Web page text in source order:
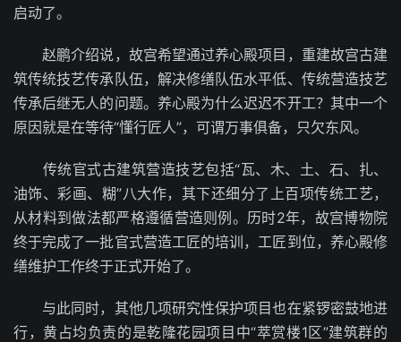
启动了。
赵鹏介绍说，故宫希望通过养心殿项目，重建故宫古建
筑传统技艺传承队伍，解决修缮队伍水平低、传统营造技艺
传承后继无人的问题。养心殿为什么迟迟不开工？其中一个
原因就是在等待“懂行匠人”，可谓万事俱备，只欠东风。
传统官式古建筑营造技艺包括“瓦、木、土、石、扎、
油饰、彩画、糊”八大作，其下还细分了上百项传统工艺，
从材料到做法都严格遵循营造则例。历时2年，故宫博物院
终于完成了一批官式营造工匠的培训，工匠到位，养心殿修
缮维护工作终于正式开始了。
与此同时，其他几项研究性保护项目也在紧锣密鼓地进
行，黄占均负责的是乾隆花园项目中“萃赏楼1区”建筑群的